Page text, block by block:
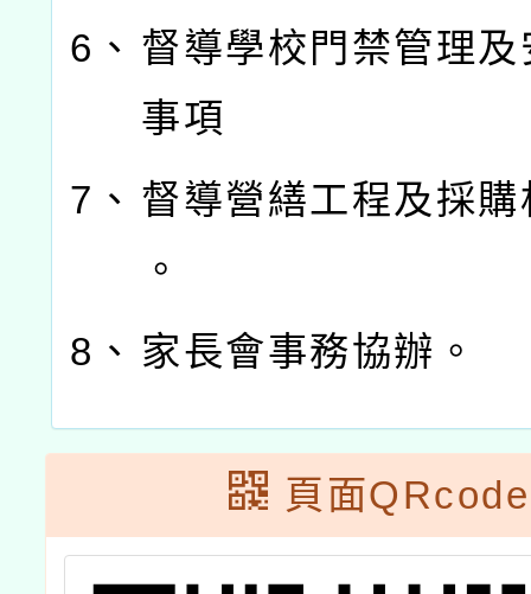
6、 督導學校門禁管理
事項
7、 督導營繕工程及採
。
8、 家長會事務協辦。
頁面QRcode